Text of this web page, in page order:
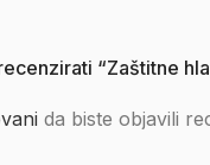
“Zaštitne
da biste objavili